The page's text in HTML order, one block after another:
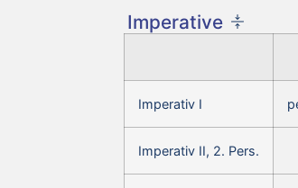
Imperative
Imperativ I
Imperativ II, 2. Pers.